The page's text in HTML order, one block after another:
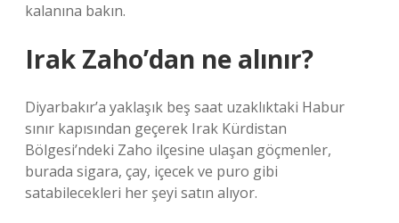
kalanına bakın.
Irak Zaho’dan ne alınır?
Diyarbakır’a yaklaşık beş saat uzaklıktaki Habur
sınır kapısından geçerek Irak Kürdistan
Bölgesi’ndeki Zaho ilçesine ulaşan göçmenler,
burada sigara, çay, içecek ve puro gibi
satabilecekleri her şeyi satın alıyor.